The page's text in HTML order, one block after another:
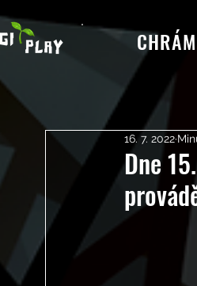
CHRÁM
Dne
16. 7. 2022